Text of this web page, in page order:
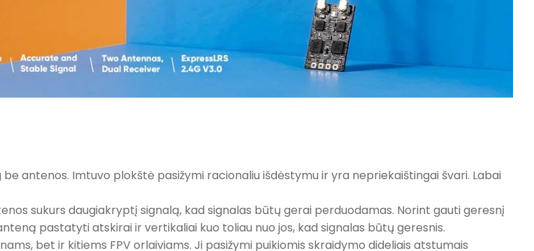
be antenos. Imtuvo plokštė pasižymi racionaliu išdėstymu ir yra nepriekaištingai švari. Labai
sukurs daugiakryptį signalą, kad signalas būtų gerai perduodamas. Norint gauti geresnį
pastatyti atskirai ir vertikaliai kuo toliau nuo jos, kad signalas būtų geresnis.
bet ir kitiems FPV orlaiviams. Ji pasižymi puikiomis skraidymo dideliais atstumais